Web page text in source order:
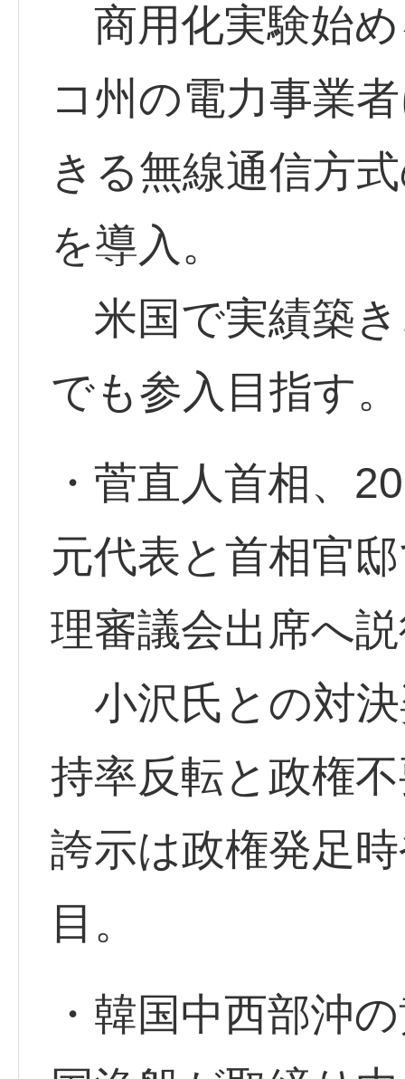
商用化実験始
コ州の電力事業
きる無線通信方
を導入。
米国で実績築
でも参入目指す。
・菅直人首相、
元代表と首相官
理審議会出席へ
小沢氏との対
持率反転と政権
誇示は政権発足
目。
・韓国中西部沖